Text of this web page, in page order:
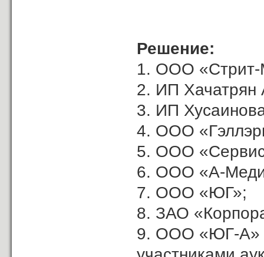
Решение:
1. ООО
2. ИП Хачатрян
3. ИП
4. ООО
5. ООО
6. ООО «А-
7. ООО «ЮГ»;
8. ЗАО
9. ООО «ЮГ-А»